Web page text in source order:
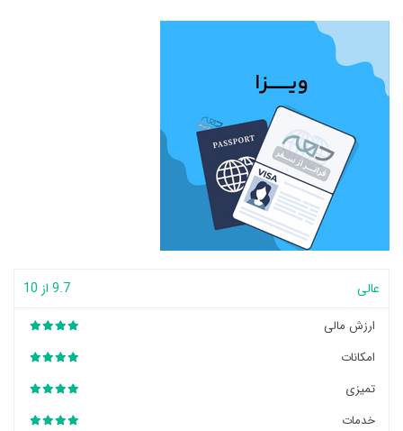
عالی 9.7 از 10
ارزش مالی
امکانات
تمیزی
خدمات